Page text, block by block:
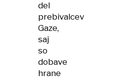
del
prebivalcev
Gaze,
saj
so
dobave
hrane